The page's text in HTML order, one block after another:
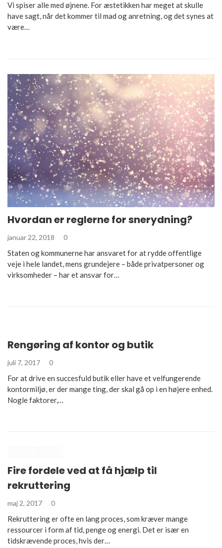
Vi spiser alle med øjnene. For æstetikken har meget at skulle
have sagt, når det kommer til mad og anretning, og det synes at
være…
Hvordan er reglerne for snerydning?
januar 22, 2018 0
Staten og kommunerne har ansvaret for at rydde offentlige
veje i hele landet, mens grundejere – både privatpersoner og
virksomheder – har et ansvar for…
Rengøring af kontor og butik
juli 7, 2017 0
For at drive en succesfuld butik eller have et velfungerende
kontormiljø, er der mange ting, der skal gå op i en højere enhed.
Nogle faktorer,…
Fire fordele ved at få hjælp til
rekruttering
maj 2, 2017 0
Rekruttering er ofte en lang proces, som kræver mange
ressourcer i form af tid, penge og energi. Det er især en
tidskrævende proces, hvis der…